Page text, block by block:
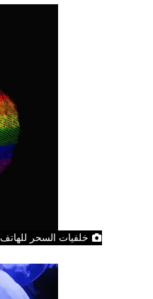
خلفيات السحر للهاتف Wallpapers of Magic Phone